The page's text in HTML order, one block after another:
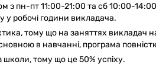
з пн-пт 11:00-21:00 та сб 10:00-
у робочі години викладача.
тому що на заняттях викладач
в навчанні, програма
тому що це 50% успіху.